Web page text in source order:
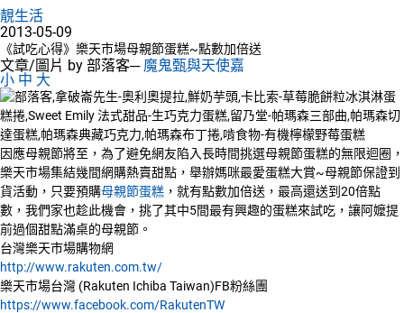
靚生活
2013-05-09
《試吃心得》樂天市場母親節蛋糕~點數加倍送
文章/圖片 by 部落客─ 魔鬼甄與天使嘉
小 中 大
因應母親節將至，為了避免網友陷入長時間挑選母親節蛋糕的無限迴圈，
樂天市場集結幾間網購熱賣甜點，舉辦媽咪最愛蛋糕大賞~母親節保證到
貨活動，只要預購母親節蛋糕 ，就有點數加倍送，最高還送到20倍點
數，我們家也趁此機會，挑了其中5間最有興趣的蛋糕來試吃，讓阿嬤提
前過個甜點滿桌的母親節。
台灣樂天市場購物網
http://www.rakuten.com.tw/
樂天市場台灣 (Rakuten Ichiba Taiwan)FB粉絲團
https://www.facebook.com/RakutenTW